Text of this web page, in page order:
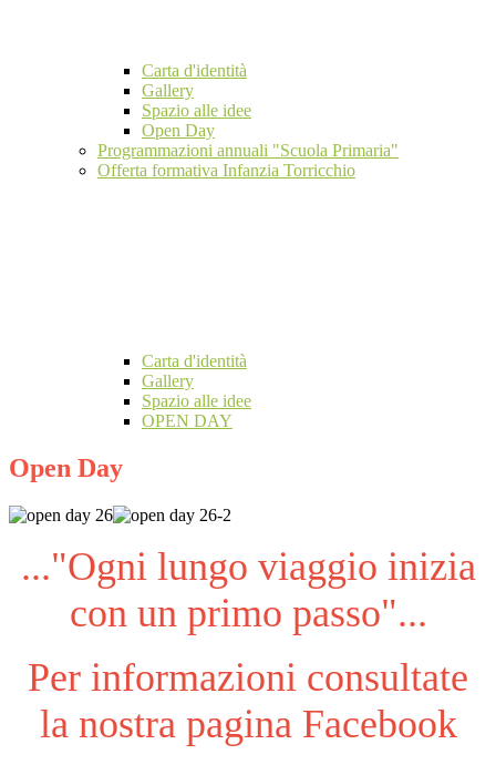
Carta d'identità
Gallery
Spazio alle idee
Open Day
Programmazioni annuali "Scuola Primaria"
Offerta formativa Infanzia Torricchio
Carta d'identità
Gallery
Spazio alle idee
OPEN DAY
Open Day
..."Ogni lungo viaggio inizia
con un primo passo"...
Per informazioni consultate
la nostra pagina Facebook